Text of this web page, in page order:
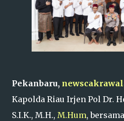
Pekanbaru,
Kapolda Riau Irjen Pol Dr.
S.I.K., M.H., M.Hum,